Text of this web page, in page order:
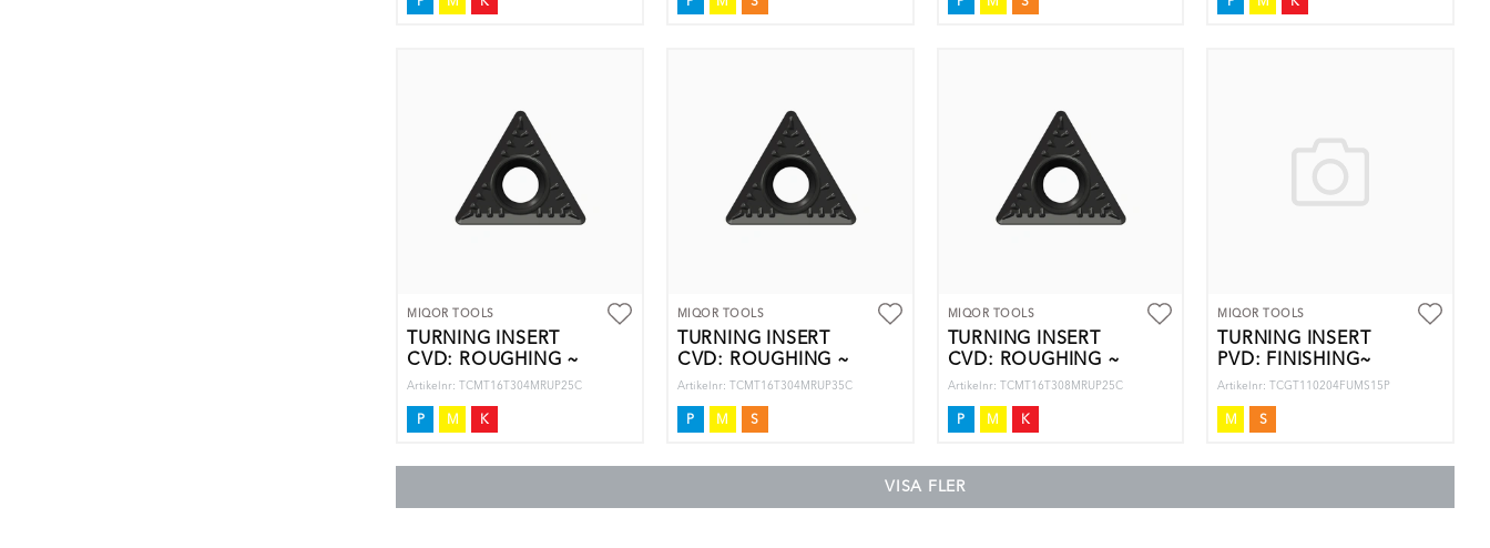
MIQOR TOOLS
TURNING INSERT
CVD: ROUGHING ~
Artikelnr: TCMT16T304MRUP25C
P M K
MIQOR TOOLS
TURNING INSERT
CVD: ROUGHING ~
Artikelnr: TCMT16T304MRUP35C
P M S
MIQOR TOOLS
TURNING INSERT
CVD: ROUGHING ~
Artikelnr: TCMT16T308MRUP25C
P M K
MIQOR TOOLS
TURNING INSERT
PVD: FINISHING~
Artikelnr: TCGT110204FUMS15P
M S
VISA FLER